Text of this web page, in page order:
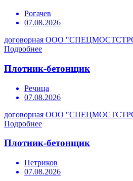
Рогачев
07.08.2026
договорная ООО
Подробнее
Плотник-бетонщик
Речица
07.08.2026
договорная ООО
Подробнее
Плотник-бетонщик
Петриков
07.08.2026